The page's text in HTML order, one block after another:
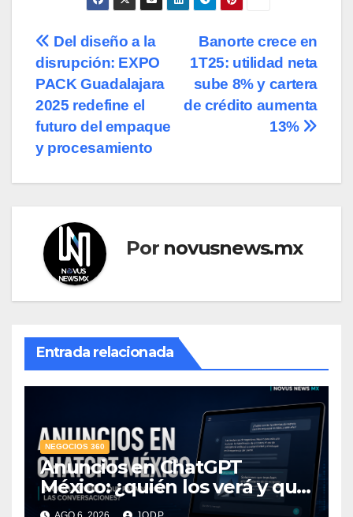
Navegación
de
entradas
Banorte crece en
1T25: utilidad neta
sube 8% y cartera
de crédito aumenta
13%
Del diseño a la
disrupción: EXPO
PACK Guadalajara
2025 redefine el
futuro del empaque
y procesamiento
Por novusnews.mx
Entrada relacionada
NEGOCIOS 360
Anuncios en ChatGPT
México: ¿quién los verá y qué
pasará con las